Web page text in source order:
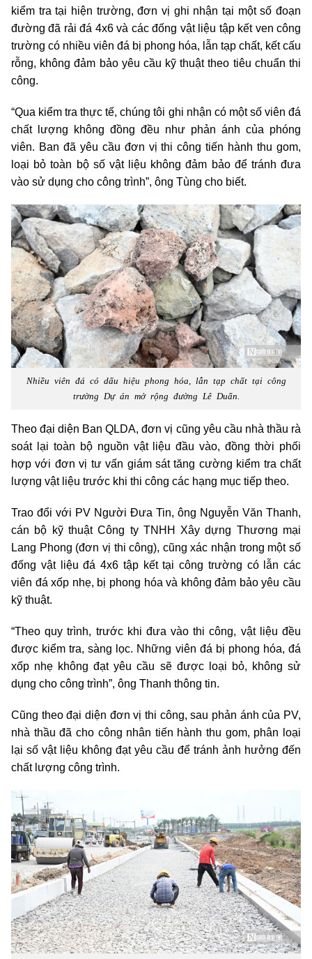
kiểm tra tại hiện trường, đơn vị ghi nhận tại một số đoạn
đường đã rải đá 4x6 và các đống vật liệu tập kết ven công
trường có nhiều viên đá bị phong hóa, lẫn tạp chất, kết cấu
rỗng, không đảm bảo yêu cầu kỹ thuật theo tiêu chuẩn thi
công.
“Qua kiểm tra thực tế, chúng tôi ghi nhận có một số viên đá
chất lượng không đồng đều như phản ánh của phóng
viên. Ban đã yêu cầu đơn vị thi công tiến hành thu gom,
loại bỏ toàn bộ số vật liệu không đảm bảo để tránh đưa
vào sử dụng cho công trình”, ông Tùng cho biết.
Nhiều viên đá có dấu hiệu phong hóa, lẫn tạp chất tại công
trường Dự án mở rộng đường Lê Duẩn.
Theo đại diện Ban QLDA, đơn vị cũng yêu cầu nhà thầu rà
soát lại toàn bộ nguồn vật liệu đầu vào, đồng thời phối
hợp với đơn vị tư vấn giám sát tăng cường kiểm tra chất
lượng vật liệu trước khi thi công các hạng mục tiếp theo.
Trao đổi với PV Người Đưa Tin, ông Nguyễn Văn Thanh,
cán bộ kỹ thuật Công ty TNHH Xây dựng Thương mại
Lang Phong (đơn vị thi công), cũng xác nhận trong một số
đống vật liệu đá 4x6 tập kết tại công trường có lẫn các
viên đá xốp nhẹ, bị phong hóa và không đảm bảo yêu cầu
kỹ thuật.
“Theo quy trình, trước khi đưa vào thi công, vật liệu đều
được kiểm tra, sàng lọc. Những viên đá bị phong hóa, đá
xốp nhẹ không đạt yêu cầu sẽ được loại bỏ, không sử
dụng cho công trình”, ông Thanh thông tin.
Cũng theo đại diện đơn vị thi công, sau phản ánh của PV,
nhà thầu đã cho công nhân tiến hành thu gom, phân loại
lại số vật liệu không đạt yêu cầu để tránh ảnh hưởng đến
chất lượng công trình.